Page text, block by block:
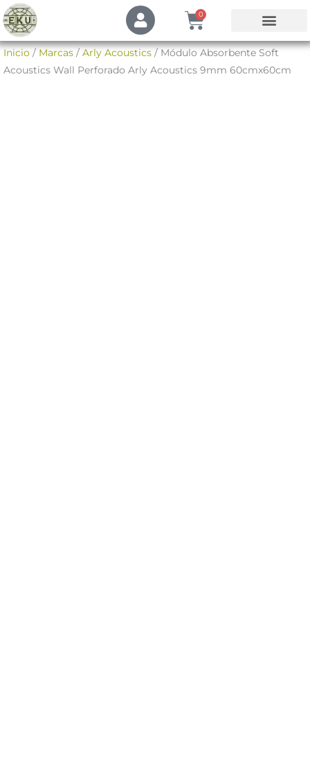
al
contenido
U
s
e
r
0
Cart
Inicio / Marcas / Arly Acoustics / Módulo Absorbente Soft
Acoustics Wall Perforado Arly Acoustics 9mm 60cmx60cm